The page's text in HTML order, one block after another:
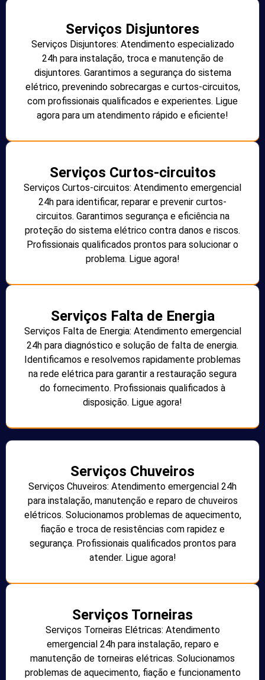
Serviços Disjuntores
Serviços Disjuntores: Atendimento especializado
24h para instalação, troca e manutenção de
disjuntores. Garantimos a segurança do sistema
elétrico, prevenindo sobrecargas e curtos-circuitos,
com profissionais qualificados e experientes. Ligue
agora para um atendimento rápido e eficiente!
Serviços Curtos-circuitos
Serviços Curtos-circuitos: Atendimento emergencial
24h para identificar, reparar e prevenir curtos-
circuitos. Garantimos segurança e eficiência na
proteção do sistema elétrico contra danos e riscos.
Profissionais qualificados prontos para solucionar o
problema. Ligue agora!
Serviços Falta de Energia
Serviços Falta de Energia: Atendimento emergencial
24h para diagnóstico e solução de falta de energia.
Identificamos e resolvemos rapidamente problemas
na rede elétrica para garantir a restauração segura
do fornecimento. Profissionais qualificados à
disposição. Ligue agora!
Serviços Chuveiros
Serviços Chuveiros: Atendimento emergencial 24h
para instalação, manutenção e reparo de chuveiros
elétricos. Solucionamos problemas de aquecimento,
fiação e troca de resistências com rapidez e
segurança. Profissionais qualificados prontos para
atender. Ligue agora!
Serviços Torneiras
Serviços Torneiras Elétricas: Atendimento
emergencial 24h para instalação, reparo e
manutenção de torneiras elétricas. Solucionamos
problemas de aquecimento, fiação e funcionamento